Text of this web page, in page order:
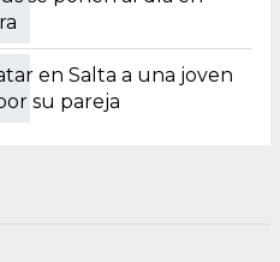
en Salta a una joven
su pareja